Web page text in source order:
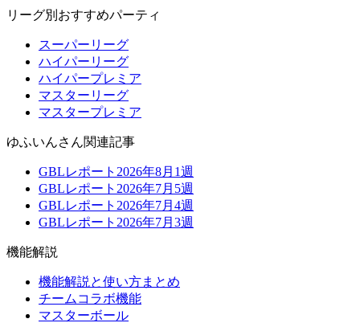
リーグ別おすすめパーティ
スーパーリーグ
ハイパーリーグ
ハイパープレミア
マスターリーグ
マスタープレミア
ゆふいんさん関連記事
GBLレポート2026年8月1週
GBLレポート2026年7月5週
GBLレポート2026年7月4週
GBLレポート2026年7月3週
機能解説
機能解説と使い方まとめ
チームコラボ機能
マスターボール